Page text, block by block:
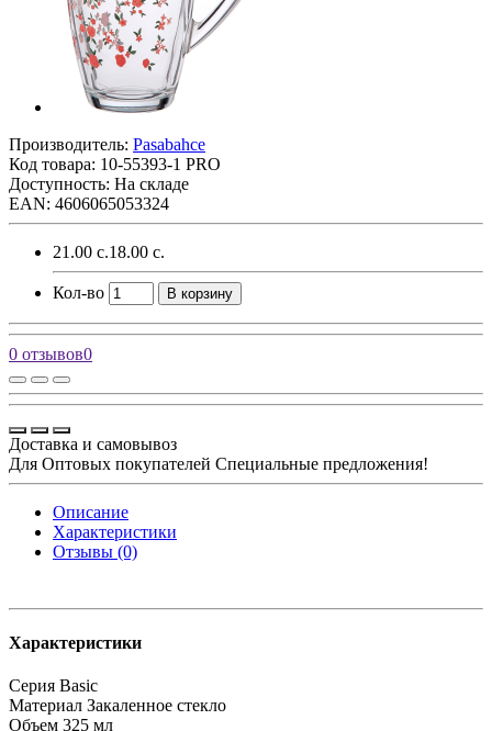
Производитель: Pasabahce
Код товара: 10-55393-1 PRO
Доступность: На складе
EAN: 4606065053324
21.00 с.18.00 с.
Кол-во В корзину
0 отзывов0
Доставка и самовывоз
Для Оптовых покупателей Специальные предложения!
Описание
Характеристики
Отзывы (0)
Характеристики
Серия Basic
Материал Закаленное стекло
Объем 325 мл